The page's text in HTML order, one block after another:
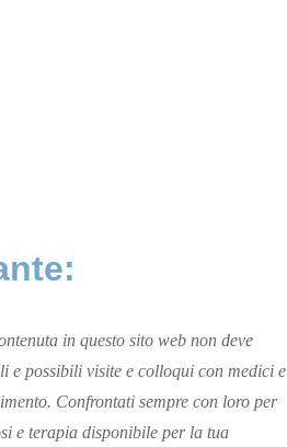
in questo sito web non deve
e possibili visite e colloqui con medici e
Confrontati sempre con loro per
e terapia disponibile per la tua